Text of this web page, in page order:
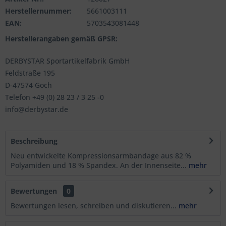
Herstellernummer:
5661003111
EAN:
5703543081448
Herstellerangaben gemäß GPSR:
DERBYSTAR Sportartikelfabrik GmbH
Feldstraße 195
D-47574 Goch
Telefon +49 (0) 28 23 / 3 25 -0
info@derbystar.de
Beschreibung
Neu entwickelte Kompressionsarmbandage aus 82 %
Polyamiden und 18 % Spandex. An der Innenseite... mehr
Bewertungen
0
Bewertungen lesen, schreiben und diskutieren... mehr